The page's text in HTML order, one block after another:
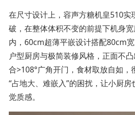
在尺寸设计上，容声方糖机皇510实
破，在整体体积不变的前提下机身
内，60cm超薄平嵌设计搭配80cm
户型厨房与极简装修风格，正面不
合>108°广角开门，食材取放自如，
“占地大、难嵌入”的困扰，让小厨
觉质感。